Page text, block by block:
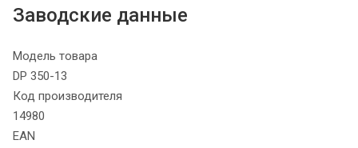
Заводские данные
Модель товара
DP 350-13
Код производителя
14980
EAN